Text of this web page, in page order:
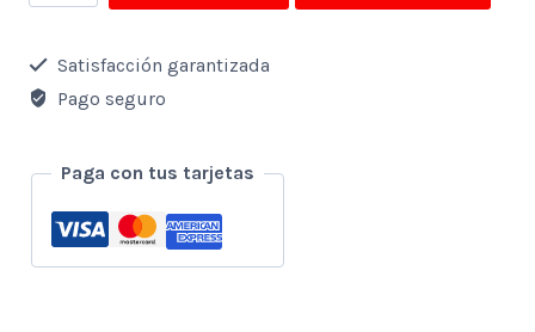
WEB
XTECH
XTW-
USB
640X480P
CON
Satisfacción garantizada
Pago seguro
Paga con tus tarjetas